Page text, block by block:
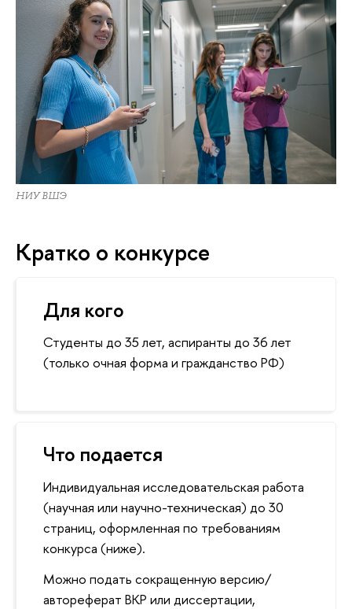
НИУ ВШЭ
Кратко о конкурсе
Для кого
Студенты до 35 лет, аспиранты до 36 лет
(только очная форма и гражданство РФ)
Что подается
Индивидуальная исследовательская работа
(научная или научно-техническая) до 30
страниц, оформленная по требованиям
конкурса (ниже).
Можно подать сокращенную версию/
автореферат ВКР или диссертации,